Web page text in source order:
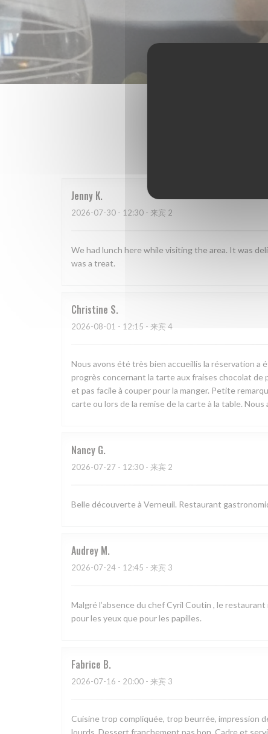
Jenny K
2026-07-30 - 12:30 - 来宾 2
We had lunch here while visiting the area. It was
was a treat.
Christine S
2026-08-01 - 12:15 - 来宾 4
Nous avons été très bien accueillis la réservation a
progrès concernant la tarte aux fraises chocolat
et pas facile à couper pour la manger. Petite
carte ou lors de la remise de la carte à la table.
Nancy G
2026-07-27 - 12:30 - 来宾 2
Belle découverte à Verneuil. Restaurant
Audrey M
2026-07-24 - 12:45 - 来宾 3
Malgré l’absence du chef Cyril Coutin , le
pour les yeux que pour les papilles.
Fabrice B
2026-07-16 - 20:00 - 来宾 3
Cuisine trop compliquée, trop beurrée, impression
lourds. Dessert franchement pas bon. Cadre et